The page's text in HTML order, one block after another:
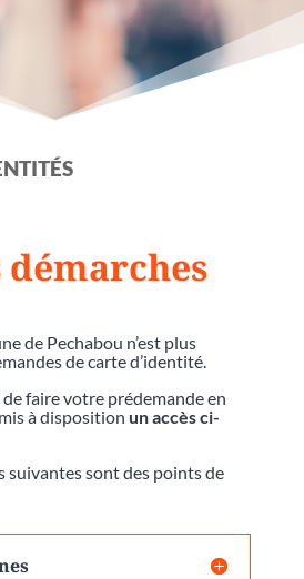
démarches
de Pechabou n’est plus
de carte d’identité.
faire votre prédemande en
à disposition un accès ci-
suivantes sont des points de